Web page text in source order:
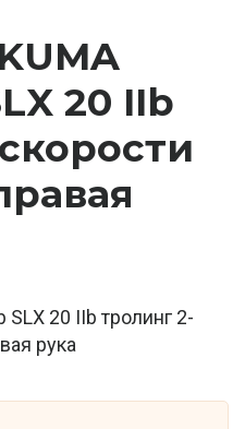
20 IIb
SLX 20 IIb тролинг 2-
рука